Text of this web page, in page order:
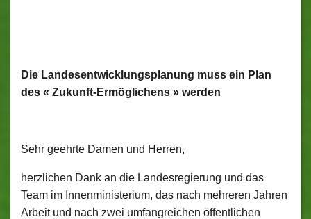
Die Landesentwicklungsplanung muss ein Plan
des « Zukunft-Ermöglichens » werden
Sehr geehrte Damen und Herren,
herzlichen Dank an die Landesregierung und das
Team im Innenministerium, das nach mehreren Jahren
Arbeit und nach zwei umfangreichen öffentlichen